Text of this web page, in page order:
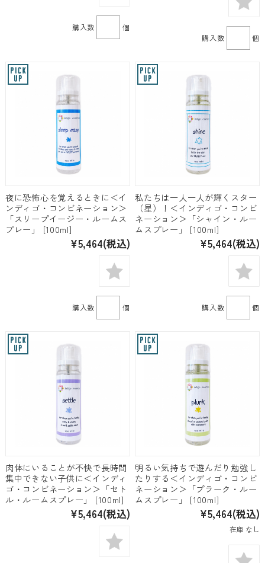
購入数 個
購入数 個
夜に恐怖心を覚えるときに＜イ
ンディゴ・コンビネーション＞
「スリープイージー・ルームス
プレー」 [100ml]
¥5,464(税込)
購入数 個
私たちは一人一人が輝くスター
（星）！＜インディゴ・コンビ
ネーション＞「シャイン・ルー
ムスプレー」 [100ml]
¥5,464(税込)
購入数 個
肉体にいることが不快で長時間
集中できない子供に＜インディ
ゴ・コンビネーション＞「セト
ル・ルームスプレー」 [100ml]
¥5,464(税込)
明るい気持ちで遊んだり勉強し
たりする＜インディゴ・コンビ
ネーション＞「プラーク・ルー
ムスプレー」 [100ml]
¥5,464(税込)
在庫 なし